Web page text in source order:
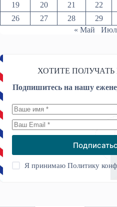
19
20 21 22
26
27 28 29
« Май
Июл
ХОТИТЕ ПОЛУЧАТЬ
Подпишитесь на нашу
Я принимаюПолитику